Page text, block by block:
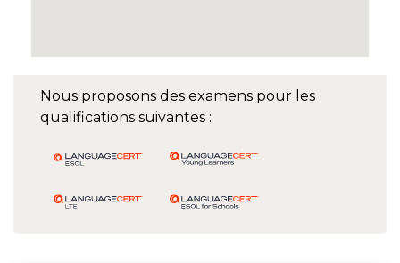
Nous proposons des examens pour les
qualifications suivantes :